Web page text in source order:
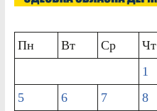
Пн Вт Ср Чт
1
5
6 7 8